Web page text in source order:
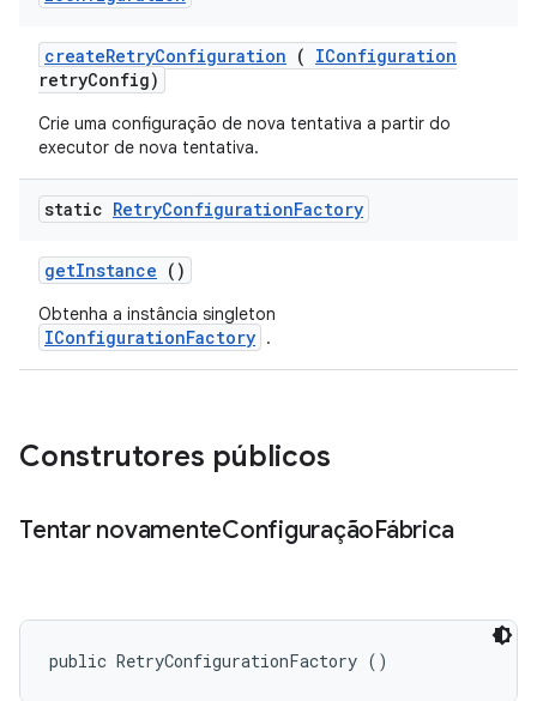
createRetryConfiguration ( IConfiguration
retryConfig)
Crie uma configuração de nova tentativa a partir do
executor de nova tentativa.
static RetryConfigurationFactory
getInstance ()
Obtenha a instância singleton
IConfigurationFactory .
Construtores públicos
Tentar novamenteConfiguraçãoFábrica
public RetryConfigurationFactory ()